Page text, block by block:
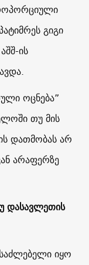
გიგი
ის
ოცნება”
თუ მის
დათმობას არ
არაფერზე
დასავლეთის
იყო